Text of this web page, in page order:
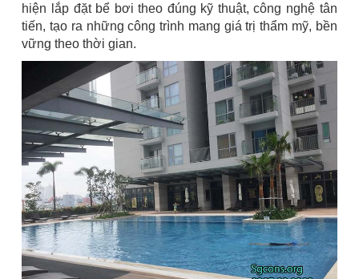
hiện lắp đặt bể bơi theo đúng kỹ thuật, công nghệ tân
tiến, tạo ra những công trình mang giá trị thẩm mỹ, bền
vững theo thời gian.